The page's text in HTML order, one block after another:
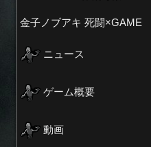
金子ノブアキ 死闘×GAME
ニュース
ゲーム概要
動画